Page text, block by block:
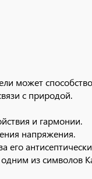
может
с природой.
и гармонии.
напряжения.
его
из символов